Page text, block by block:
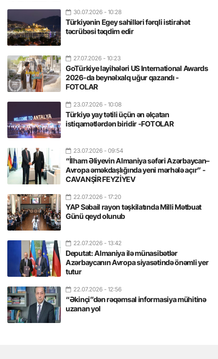
30.07.2026 - 10:28
Türkiyənin Egey sahilləri fərqli istirahət
təcrübəsi təqdim edir
27.07.2026 - 10:23
GoTürkiye layihələri US International Awards
2026-da beynəlxalq uğur qazandı -
FOTOLAR
23.07.2026 - 10:08
Türkiyə yay tətili üçün ən əlçatan
istiqamətlərdən biridir -FOTOLAR
23.07.2026 - 09:54
“İlham Əliyevin Almaniya səfəri Azərbaycan–
Avropa əməkdaşlığında yeni mərhələ açır” -
CAVANŞİR FEYZİYEV
22.07.2026 - 17:20
YAP Səbail rayon təşkilatında Milli Mətbuat
Günü qeyd olunub
22.07.2026 - 13:42
Deputat: Almaniya ilə münasibətlər
Azərbaycanın Avropa siyasətində önəmli yer
tutur
22.07.2026 - 12:56
“Əkinçi”dən rəqəmsal informasiya mühitinə
uzanan yol